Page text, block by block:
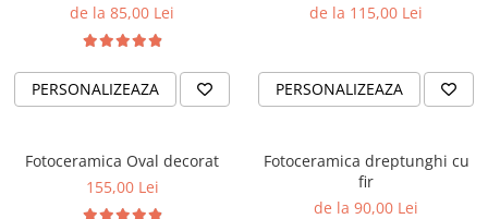
de la 85,00 Lei
PERSONALIZEAZA
de la 115,00 Lei
PERSONALIZEAZA
Fotoceramica Oval decorat
155,00 Lei
Fotoceramica dreptunghi cu
fir
de la 90,00 Lei